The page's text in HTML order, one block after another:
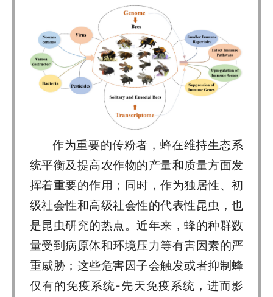
作为重要的传粉者，蜂在维持生态系
统平衡及提高农作物的产量和质量方面发
挥着重要的作用；同时，作为独居性、初
级社会性和高级社会性的代表性昆虫，也
是昆虫研究的热点。近年来，蜂的种群数
量受到病原体和环境压力等有害因素的严
重威胁；这些危害因子会触发或者抑制蜂
仅有的免疫系统-先天免疫系统，进而影